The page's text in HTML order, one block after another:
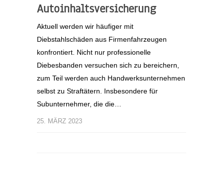
Autoinhaltsversicherung
Aktuell werden wir häufiger mit
Diebstahlschäden aus Firmenfahrzeugen
konfrontiert. Nicht nur professionelle
Diebesbanden versuchen sich zu bereichern,
zum Teil werden auch Handwerksunternehmen
selbst zu Straftätern. Insbesondere für
Subunternehmer, die die…
25. MÄRZ 2023